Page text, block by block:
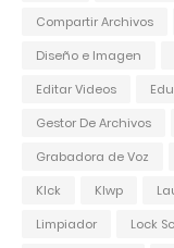
Compartir Archivos
Diseño e Imagen
Editar Videos
Gestor De Archivos
Grabadora de Voz
Klck
Klwp
Limpiador
Lock